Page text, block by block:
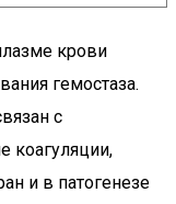
крови
гемостаза.
с
коагуляции,
и в патогенезе